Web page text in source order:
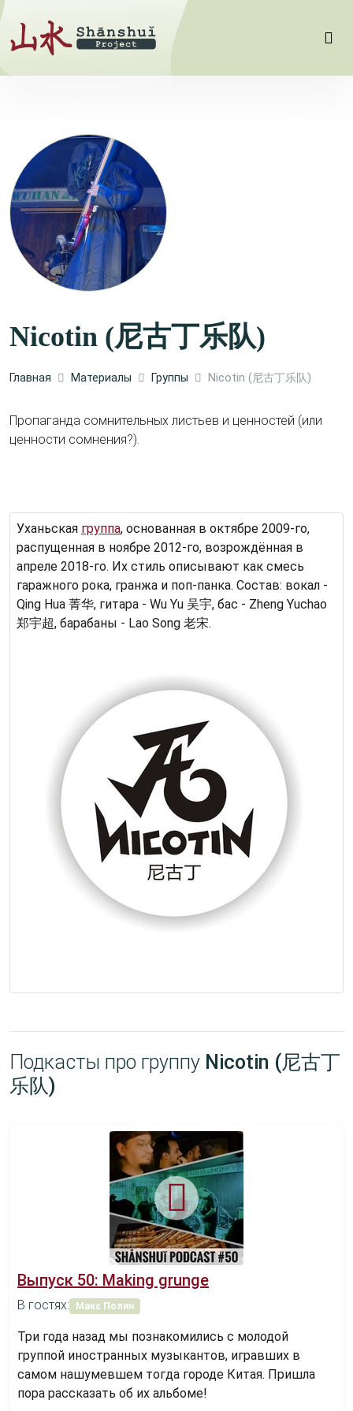
Nicotin (尼古丁乐队)
Главная Материалы Группы Nicotin (尼古丁乐队)
Пропаганда сомнительных листьев и ценностей (или
ценности сомнения?).
Уханьская группа, основанная в октябре 2009-го,
распущенная в ноябре 2012-го, возрождённая в
апреле 2018-го. Их стиль описывают как смесь
гаражного рока, гранжа и поп-панка. Состав: вокал -
Qing Hua 菁华, гитара - Wu Yu 吴宇, бас - Zheng Yuchao
郑宇超, барабаны - Lao Song 老宋.
Подкасты про группу Nicotin (尼古丁
乐队)
Выпуск 50: Making grunge
В гостях: Макс Полин
Три года назад мы познакомились с молодой
группой иностранных музыкантов, игравших в
самом нашумевшем тогда городе Китая. Пришла
пора рассказать об их альбоме!